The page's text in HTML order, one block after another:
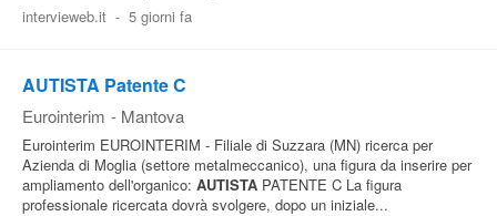
Area
Aziende
intervieweb.it - 5 giorni fa
AUTISTA Patente C
Eurointerim - Mantova
Eurointerim EUROINTERIM - Filiale di Suzzara (MN) ricerca per
Azienda di Moglia (settore metalmeccanico), una figura da inserire per
ampliamento dell'organico: AUTISTA PATENTE C La figura
professionale ricercata dovrà svolgere, dopo un iniziale...